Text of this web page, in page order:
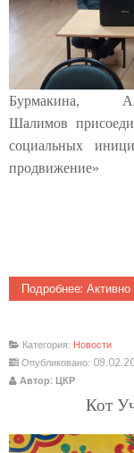
Бурмакина,
Шалимов
социальных
продвижение»
Подробнее:
Категория: Новости
Опубликовано:
Автор: ЦКР
Кот